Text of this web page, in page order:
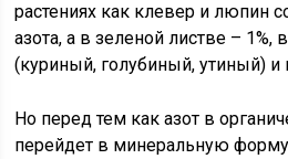
растениях как клевер и люпин
азота, а в зеленой листве – 1%,
(куриный, голубиный, утиный) и
Но перед тем как азот в
перейдет в минеральную